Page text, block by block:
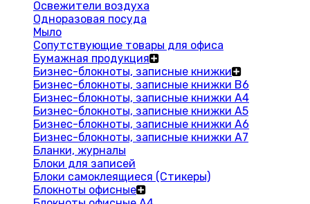
Освежители воздуха
Одноразовая посуда
Мыло
Сопутствующие товары для офиса
Бумажная продукция
Бизнес-блокноты, записные книжки
Бизнес-блокноты, записные книжки В6
Бизнес-блокноты, записные книжки A4
Бизнес-блокноты, записные книжки А5
Бизнес-блокноты, записные книжки А6
Бизнес-блокноты, записные книжки А7
Бланки, журналы
Блоки для записей
Блоки самоклеящиеся (Стикеры)
Блокноты офисные